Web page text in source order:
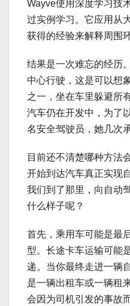
Wayve使用深度学习技
过实例学习。它应用从
获得的经验来解释周围
结果是一次难忘的经历
中心行驶，这是可以想
之一，坐在车里躲避所
汽车仍在开发中，为了
名安全驾驶员，她几次
目前还不清楚哪种方法
开始到达汽车真正实现
我们到了那里，向自动
什么样子呢？
首先，乘用车可能是最
型。长途卡车运输可能
递。当你最终走进一辆
是一辆出租车或一辆租
会因为司机引发的事故